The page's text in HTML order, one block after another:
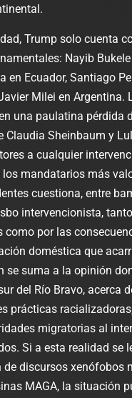
Trump solo cuenta
Nayib
en Ecuador, Santiago
Milei en Argentina.
una paulatina pérdida
Claudia Sheinbaum y
a cualquier
los mandatarios más
cuestiona, entre
intervencionista,
como por las
doméstica que
se suma a la opinión
del Río Bravo, acerca
prácticas
migratorias al
Si a esta realidad se
de discursos xenófobos
MAGA, la situación